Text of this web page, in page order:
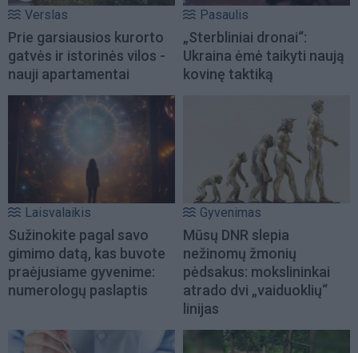
Verslas
Prie garsiausios kurorto
gatvės ir istorinės vilos -
nauji apartamentai
Pasaulis
„Sterbliniai dronai“:
Ukraina ėmė taikyti naują
kovinę taktiką
Laisvalaikis
Sužinokite pagal savo
gimimo datą, kas buvote
praėjusiame gyvenime:
numerologų paslaptis
Gyvenimas
Mūsų DNR slepia
nežinomų žmonių
pėdsakus: mokslininkai
atrado dvi „vaiduoklių“
linijas